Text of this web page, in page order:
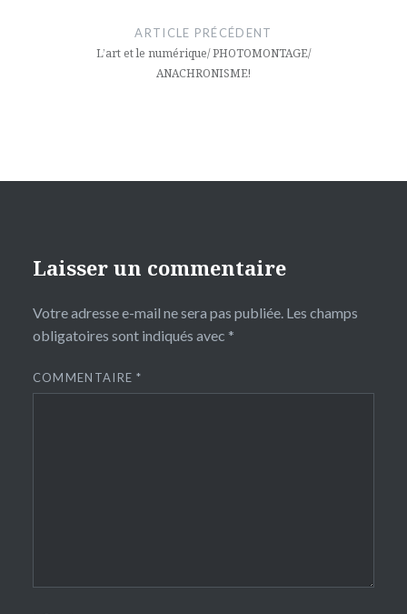
ARTICLE PRÉCÉDENT
L’art et le numérique/ PHOTOMONTAGE/
ANACHRONISME!
Laisser un commentaire
Votre adresse e-mail ne sera pas publiée. Les champs
obligatoires sont indiqués avec *
COMMENTAIRE*